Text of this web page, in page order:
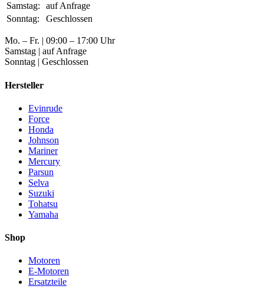
Samstag:
auf Anfrage
Sonntag:
Geschlossen
Mo. – Fr. | 09:00 – 17:00 Uhr
Samstag | auf Anfrage
Sonntag | Geschlossen
Hersteller
Evinrude
Force
Honda
Johnson
Mariner
Mercury
Parsun
Selva
Suzuki
Tohatsu
Yamaha
Shop
Motoren
E-Motoren
Ersatzteile